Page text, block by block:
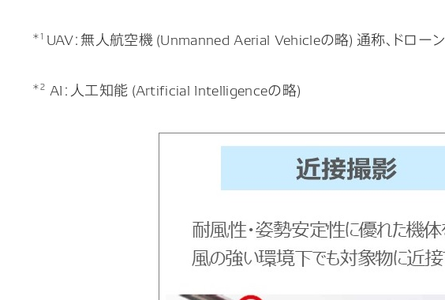
＊1 UAV：無人航空機 (Unmanned Aerial Vehicleの略) 通称、ドローン
＊2 AI：人工知能 (Artificial Intelligenceの略)